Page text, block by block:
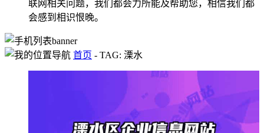
联网相关问题，我们都会力所能及帮助您，相信我们都
会感到相识恨晚。
首页 - TAG: 溧水